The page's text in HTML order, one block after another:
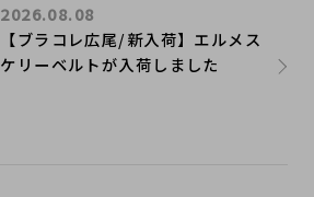
【ブラコレ広尾/新入荷】エルメス
ケリーベルトが入荷しました
2026.08.08